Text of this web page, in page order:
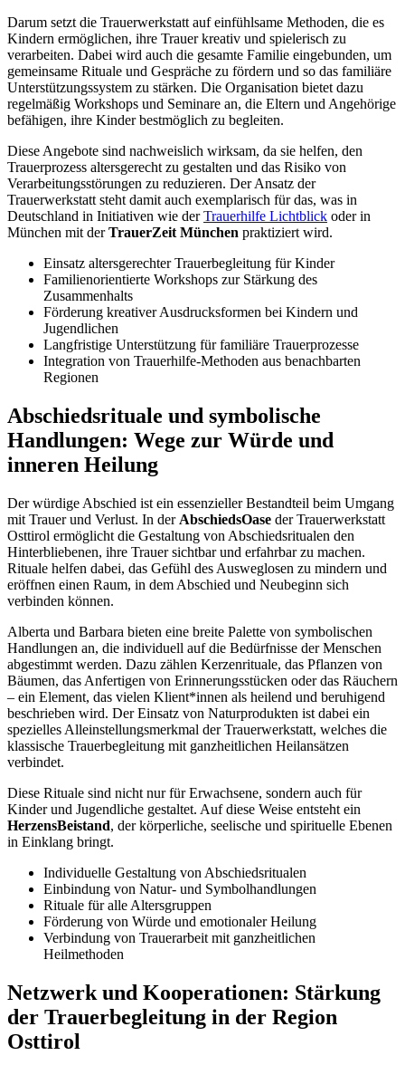
Darum setzt die Trauerwerkstatt auf einfühlsame Methoden, die es
Kindern ermöglichen, ihre Trauer kreativ und spielerisch zu
verarbeiten. Dabei wird auch die gesamte Familie eingebunden, um
gemeinsame Rituale und Gespräche zu fördern und so das familiäre
Unterstützungssystem zu stärken. Die Organisation bietet dazu
regelmäßig Workshops und Seminare an, die Eltern und Angehörige
befähigen, ihre Kinder bestmöglich zu begleiten.
Diese Angebote sind nachweislich wirksam, da sie helfen, den
Trauerprozess altersgerecht zu gestalten und das Risiko von
Verarbeitungsstörungen zu reduzieren. Der Ansatz der
Trauerwerkstatt steht damit auch exemplarisch für das, was in
Deutschland in Initiativen wie derTrauerhilfe Lichtblick oder in
München mit derTrauerZeit München praktiziert wird.
Einsatz altersgerechter Trauerbegleitung für Kinder
Familienorientierte Workshops zur Stärkung des
Zusammenhalts
Förderung kreativer Ausdrucksformen bei Kindern und
Jugendlichen
Langfristige Unterstützung für familiäre Trauerprozesse
Integration von Trauerhilfe-Methoden aus benachbarten
Regionen
Abschiedsrituale und symbolische
Handlungen: Wege zur Würde und
inneren Heilung
Der würdige Abschied ist ein essenzieller Bestandteil beim Umgang
mit Trauer und Verlust. In der AbschiedsOase der Trauerwerkstatt
Osttirol ermöglicht die Gestaltung von Abschiedsritualen den
Hinterbliebenen, ihre Trauer sichtbar und erfahrbar zu machen.
Rituale helfen dabei, das Gefühl des Ausweglosen zu mindern und
eröffnen einen Raum, in dem Abschied und Neubeginn sich
verbinden können.
Alberta und Barbara bieten eine breite Palette von symbolischen
Handlungen an, die individuell auf die Bedürfnisse der Menschen
abgestimmt werden. Dazu zählen Kerzenrituale, das Pflanzen von
Bäumen, das Anfertigen von Erinnerungsstücken oder das Räuchern
– ein Element, das vielen Klient*innen als heilend und beruhigend
beschrieben wird. Der Einsatz von Naturprodukten ist dabei ein
spezielles Alleinstellungsmerkmal der Trauerwerkstatt, welches die
klassische Trauerbegleitung mit ganzheitlichen Heilansätzen
verbindet.
Diese Rituale sind nicht nur für Erwachsene, sondern auch für
Kinder und Jugendliche gestaltet. Auf diese Weise entsteht ein
HerzensBeistand, der körperliche, seelische und spirituelle Ebenen
in Einklang bringt.
Individuelle Gestaltung von Abschiedsritualen
Einbindung von Natur- und Symbolhandlungen
Rituale für alle Altersgruppen
Förderung von Würde und emotionaler Heilung
Verbindung von Trauerarbeit mit ganzheitlichen
Heilmethoden
Netzwerk und Kooperationen: Stärkung
der Trauerbegleitung in der Region
Osttirol